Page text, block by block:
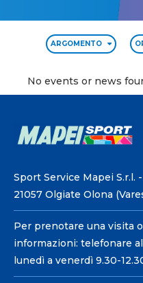
ARGOMENTO
No events or news
Sport Service Mapei S.r.l.
21057 Olgiate Olona
Per prenotare una visita
informazioni: telefonare
lunedì a venerdì 9.30-